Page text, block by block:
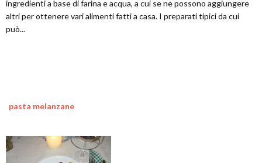
ingredienti a base di farina e acqua, a cui se ne possono aggiungere
altri per ottenere vari alimenti fatti a casa. I preparati tipici da cui
può...
pasta melanzane